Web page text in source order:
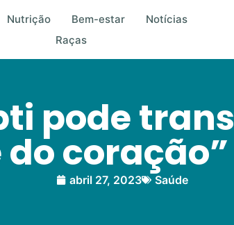
Nutrição Bem-estar
Notícias
Raças
pode
coração”
abril 27, 2023 Saúde